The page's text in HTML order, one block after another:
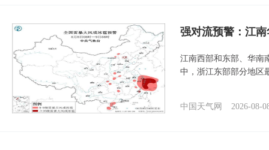
强对流预警：江
江南西部和东部、华南
中，浙江东部部分地区
中国天气网 2026-08-